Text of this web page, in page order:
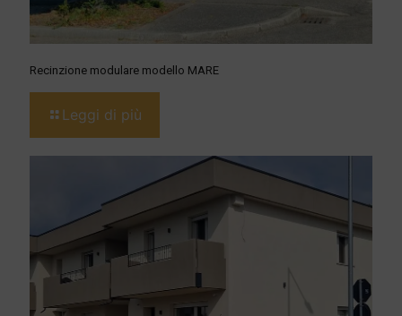
Recinzione modulare modello MARE
Leggi di più